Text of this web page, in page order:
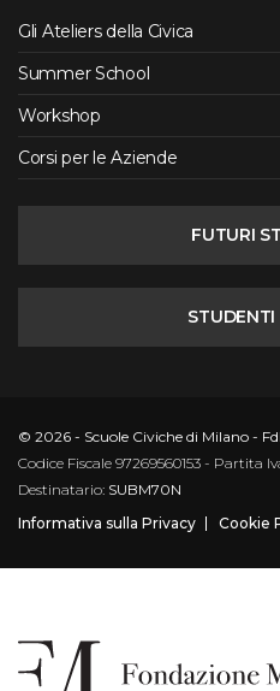
Gli Ateliers della Civica
Summer School
Workshop
Corsi per le Aziende
FUTURI
STUDENTI
© 2026 - Scuole Civiche di Milano -
Codice Fiscale 97269560153 - Partita
Destinatario: SUBM70N
Informativa sulla Privacy
Cookie